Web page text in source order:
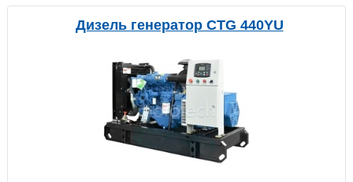
Дизель генератор CTG 440YU